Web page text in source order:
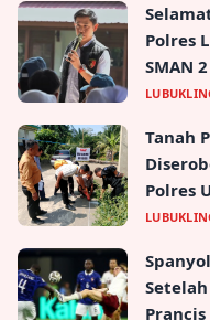
Polres
SMAN
Tanah
Polres